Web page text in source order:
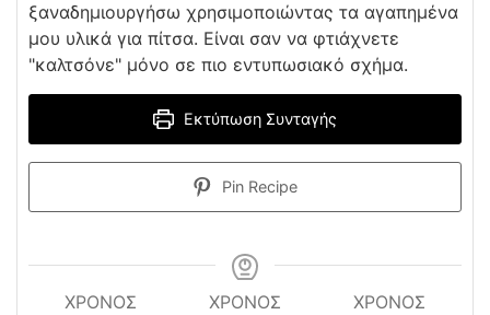
ξαναδημιουργήσω χρησιμοποιώντας τα αγαπημένα
μου υλικά για πίτσα. Είναι σαν να φτιάχνετε
"καλτσόνε" μόνο σε πιο εντυπωσιακό σχήμα.
Εκτύπωση Συνταγής
Pin Recipe
ΧΡΌΝΟΣ
ΧΡΟΝΟΣ
ΧΡΌΝΟΣ